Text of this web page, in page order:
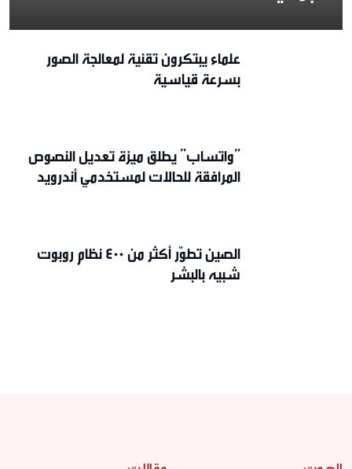
علماء يبتكرون تقنية لمعالجة الصور
بسرعة قياسية
“واتساب” يطلق ميزة تعديل النصوص
المرافقة للحالات لمستخدمي أندرويد
الصين تطوّر أكثر من 400 نظام روبوت
شبيه بالبشر